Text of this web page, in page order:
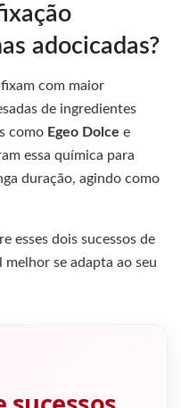
adocicadas?
com maior
de ingredientes
como Egeo Dolce e
essa química para
duração, agindo como
esses dois sucessos de
se adapta ao seu